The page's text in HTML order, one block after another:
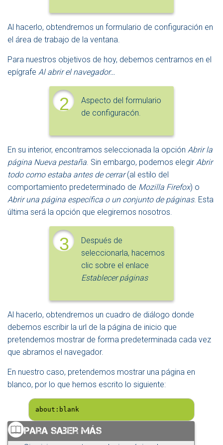
Al hacerlo, obtendremos un formulario de configuración en
el área de trabajo de la ventana.
Para nuestros objetivos de hoy, debemos centrarnos en el
epígrafe Al abrir el navegador…
2
Aspecto del formulario
de configuracón.
En su interior, encontramos seleccionada la opción Abrir la
página Nueva pestaña . Sin embargo, podemos elegir Abrir
todo como estaba antes de cerrar(al estilo del
comportamiento predeterminado de Mozilla Firefox) o
Abrir una página específica o un conjunto de páginas. Esta
última será la opción que elegiremos nosotros.
3
Después de
seleccionarla, hacemos
clic sobre el enlace
Establecer páginas
Al hacerlo, obtendremos un cuadro de diálogo donde
debemos escribir la url de la página de inicio que
pretendemos mostrar de forma predeterminada cada vez
que abramos el navegador.
En nuestro caso, pretendemos mostrar una página en
blanco, por lo que hemos escrito lo siguiente:
about:blank